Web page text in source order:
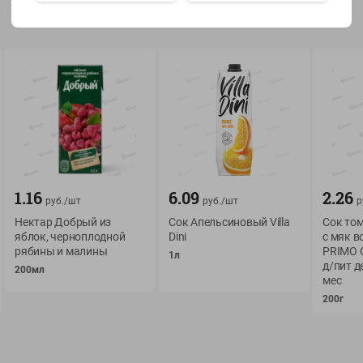
О сервисе
Условия доставки
Возврат товара
Оформление заказа
Мой Green
Обратная связь
Приложение Green c
1.16 руб./шт
Нектар Добрый из
яблок, черноплодной
рябины и малины
200мл
6.09 руб./шт
Сок Апельсиновый Villa
Dini
1л
2.26
Сок
с мяк
PRIMO
д/пит
мес
200г